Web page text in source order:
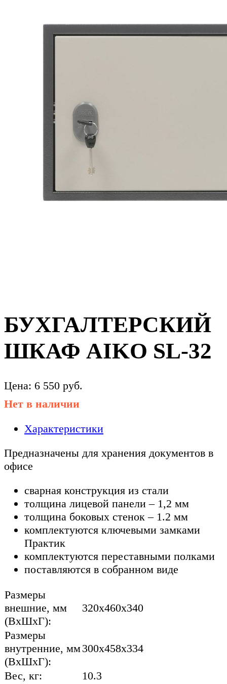
БУХГАЛТЕРСКИЙ
ШКАФ AIKO SL-32
Цена: 6 550 руб.
Нет в наличии
Характеристики
Предназначены для хранения документов в
офисе
сварная конструкция из стали
толщина лицевой панели – 1,2 мм
толщина боковых стенок – 1.2 мм
комплектуются ключевыми замками
Практик
комплектуются переставными полками
поставляются в собранном виде
Размеры
внешние, мм
(ВхШхГ):
320x460x340
Размеры
внутренние, мм
(ВхШхГ):
300x458x334
Вес, кг:
10.3